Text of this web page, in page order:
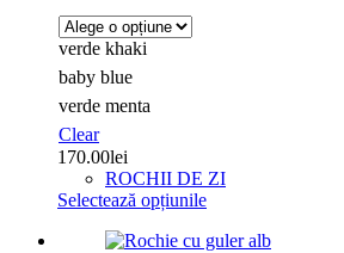
verde khaki
baby blue
verde menta
Clear
170.00lei
ROCHII DE ZI
Selectează opțiunileAcest
are